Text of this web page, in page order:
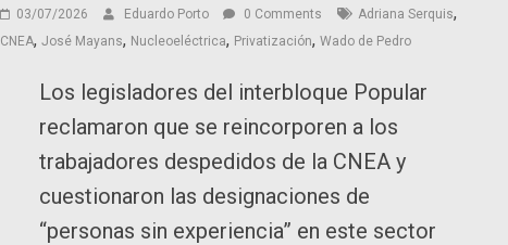
03/07/2026 Eduardo Porto 0 Comments Adriana Serquis,
CNEA, José Mayans, Nucleoeléctrica, Privatización, Wado de Pedro
Los legisladores del interbloque Popular
reclamaron que se reincorporen a los
trabajadores despedidos de la CNEA y
cuestionaron las designaciones de
“personas sin experiencia” en este sector